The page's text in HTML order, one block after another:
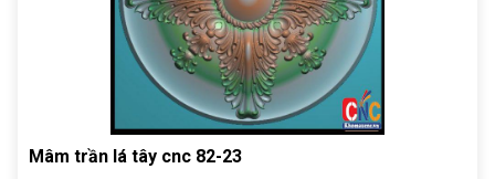
Mâm trần lá tây cnc 82-23